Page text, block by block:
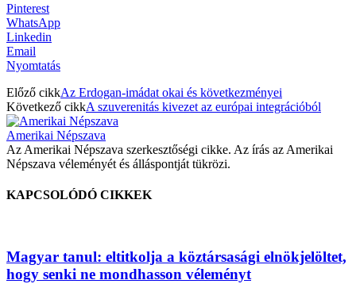
Pinterest
WhatsApp
Linkedin
Email
Nyomtatás
Előző cikkAz Erdogan-imádat okai és következményei
Következő cikkA szuverenitás kivezet az európai integrációból
Amerikai Népszava
Az Amerikai Népszava szerkesztőségi cikke. Az írás az Amerikai
Népszava véleményét és álláspontját tükrözi.
KAPCSOLÓDÓ CIKKEK
Magyar tanul: eltitkolja a köztársasági elnökjelöltet,
hogy senki ne mondhasson véleményt